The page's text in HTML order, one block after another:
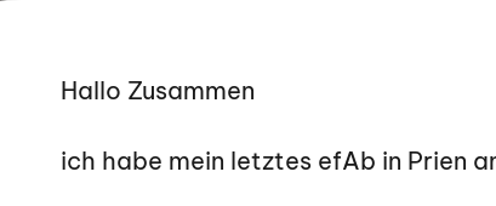
Hallo Zusammen
ich habe mein letztes efAb in Prien